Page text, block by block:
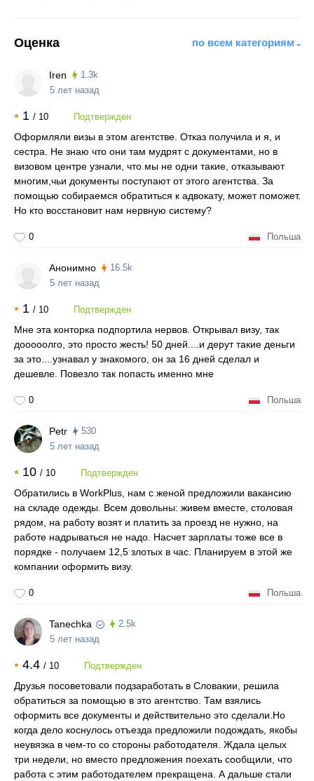
Оценка по всем категориям
Iren
1.3k
5 лет назад
1 / 10 Подтвержден
Оформляли визы в этом агентстве. Отказ получила и я, и
сестра. Не знаю что они там мудрят с документами, но в
визовом центре узнали, что мы не одни такие, отказывают
многим,чьи документы поступают от этого агентства. За
помощью собираемся обратиться к адвокату, может поможет.
Но кто восстановит нам нервную систему?
0 Польша
Анонимно
16.5k
5 лет назад
1 / 10 Подтвержден
Мне эта конторка подпортила нервов. Открывал визу, так
дооооолго, это просто жесть! 50 дней....и дерут такие деньги
за это....узнавал у знакомого, он за 16 дней сделал и
дешевле. Повезло так попасть именно мне
0 Польша
Petr
530
5 лет назад
10 / 10 Подтвержден
Обратились в WorkPlus, нам с женой предложили вакансию
на складе одежды. Всем довольны: живем вместе, столовая
рядом, на работу возят и платить за проезд не нужно, на
работе надрываться не надо. Насчет зарплаты тоже все в
порядке - получаем 12,5 злотых в час. Планируем в этой же
компании оформить визу.
0 Польша
Tanechka
2.5k
5 лет назад
4.4 / 10 Подтвержден
Друзья посоветовали подзаработать в Словакии, решила
обратиться за помощью в это агентство. Там взялись
оформить все документы и действительно это сделали.Но
когда дело коснулось отъезда предложили подождать, якобы
неувязка в чем-то со стороны работодателя. Ждала целых
три недели, но вместо предложения поехать сообщили, что
работа с этим работодателем прекращена. А дальше стали